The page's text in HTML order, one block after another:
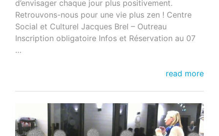
d’envisager chaque jour plus positivement.
Retrouvons-nous pour une vie plus zen ! Centre
Social et Culturel Jacques Brel – Outreau
Inscription obligatoire Infos et Réservation au 07
…
SOIREES
2024
read more